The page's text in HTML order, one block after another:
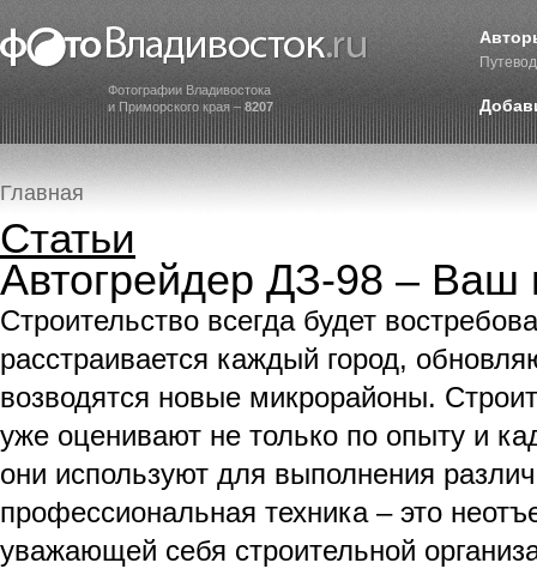
Фотографии Владивостока
и Приморского края – 8207
Главная
Статьи
Автогрейдер ДЗ-98 –
Строительство всегда будет
расстраивается каждый город,
возводятся новые микрорайоны.
уже оценивают не только по опыту и
они используют для выполнения
профессиональная техника – это
уважающей себя строительной